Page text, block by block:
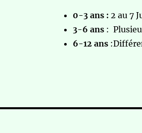
0-3 ans : 2 au 7
3-6 ans:
6-12 ans